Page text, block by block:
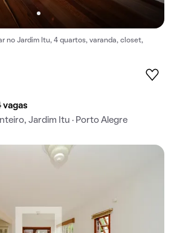
no Jardim Itu, 4 quartos, varanda, closet,
vagas
Jardim Itu · Porto Alegre